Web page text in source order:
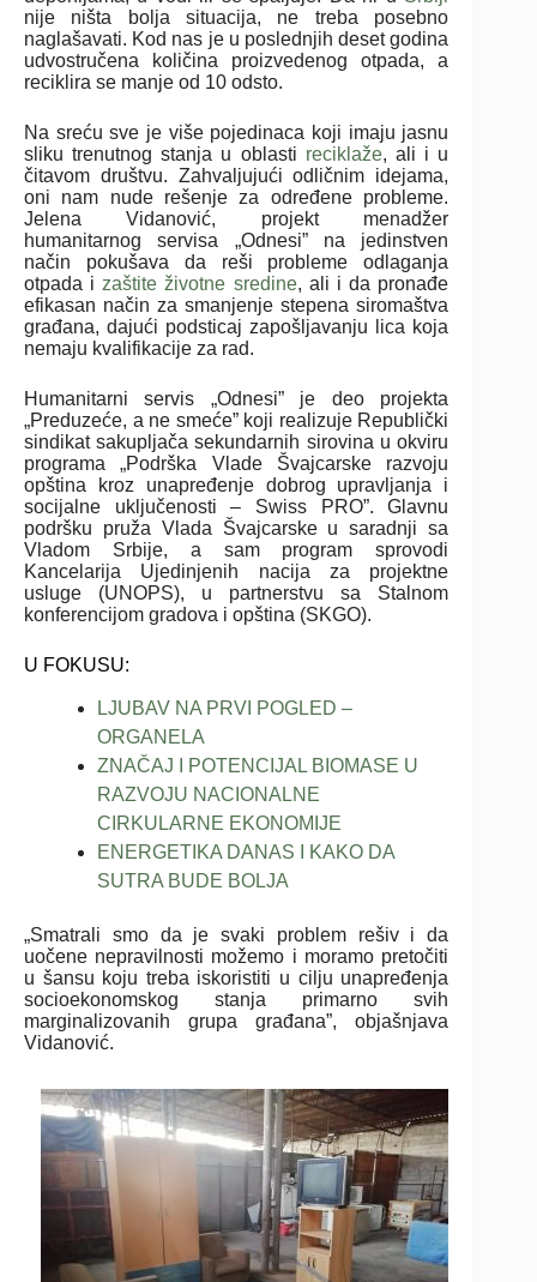
nije ništa bolja situacija, ne treba posebno
naglašavati. Kod nas je u poslednjih deset godina
udvostručena količina proizvedenog otpada, a
reciklira se manje od 10 odsto.
Na sreću sve je više pojedinaca koji imaju jasnu
sliku trenutnog stanja u oblasti reciklaže, ali i u
čitavom društvu. Zahvaljujući odličnim idejama,
oni nam nude rešenje za određene probleme.
Jelena Vidanović, projekt menadžer
humanitarnog servisa „Odnesi” na jedinstven
način pokušava da reši probleme odlaganja
otpada i zaštite životne sredine, ali i da pronađe
efikasan način za smanjenje stepena siromaštva
građana, dajući podsticaj zapošljavanju lica koja
nemaju kvalifikacije za rad.
Humanitarni servis „Odnesi” je deo projekta
„Preduzeće, a ne smeće” koji realizuje Republički
sindikat sakupljača sekundarnih sirovina u okviru
programa „Podrška Vlade Švajcarske razvoju
opština kroz unapređenje dobrog upravljanja i
socijalne uključenosti – Swiss PRO”. Glavnu
podršku pruža Vlada Švajcarske u saradnji sa
Vladom Srbije, a sam program sprovodi
Kancelarija Ujedinjenih nacija za projektne
usluge (UNOPS), u partnerstvu sa Stalnom
konferencijom gradova i opština (SKGO).
U FOKUSU:
LJUBAV NA PRVI POGLED –
ORGANELA
ZNAČAJ I POTENCIJAL BIOMASE U
RAZVOJU NACIONALNE
CIRKULARNE EKONOMIJE
ENERGETIKA DANAS I KAKO DA
SUTRA BUDE BOLJA
„Smatrali smo da je svaki problem rešiv i da
uočene nepravilnosti možemo i moramo pretočiti
u šansu koju treba iskoristiti u cilju unapređenja
socioekonomskog stanja primarno svih
marginalizovanih grupa građana”, objašnjava
Vidanović.